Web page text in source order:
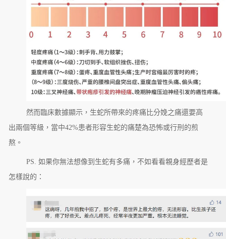
然而臨床數據顯示，生蛇所帶來的疼痛比分娩之痛還要高
出兩個等級，當中42%患者形容生蛇的痛楚為恐怖或行刑的煎
熬。
PS. 如果你無法想像到生蛇有多痛，不如看看親身經歷者是
怎樣說的：